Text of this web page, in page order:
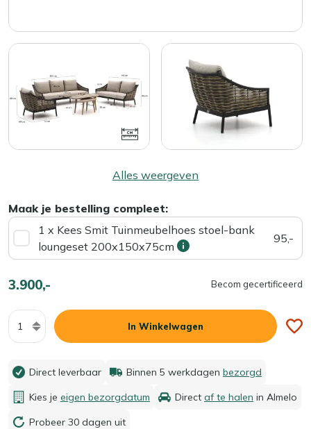
Alles weergeven
Maak je bestelling compleet:
1 x Kees Smit Tuinmeubelhoes stoel-bank
loungeset 200x150x75cm
95,-
3.900,- Becom gecertificeerd
Aantal
In Winkelwagen
Direct leverbaar Binnen 5 werkdagen bezorgd
Kies je eigen bezorgdatum Direct af te halen in Almelo
Probeer 30 dagen uit